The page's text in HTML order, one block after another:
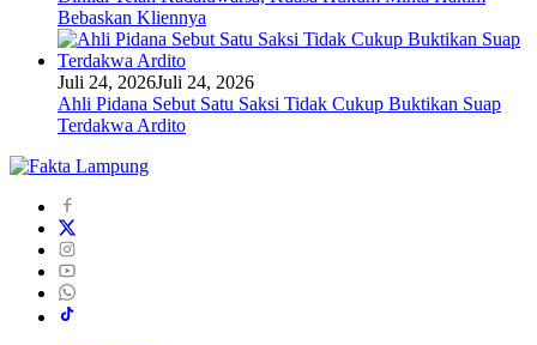
Bebaskan Kliennya
Juli 24, 2026Juli 24, 2026
Ahli Pidana Sebut Satu Saksi Tidak Cukup Buktikan Suap
Terdakwa Ardito